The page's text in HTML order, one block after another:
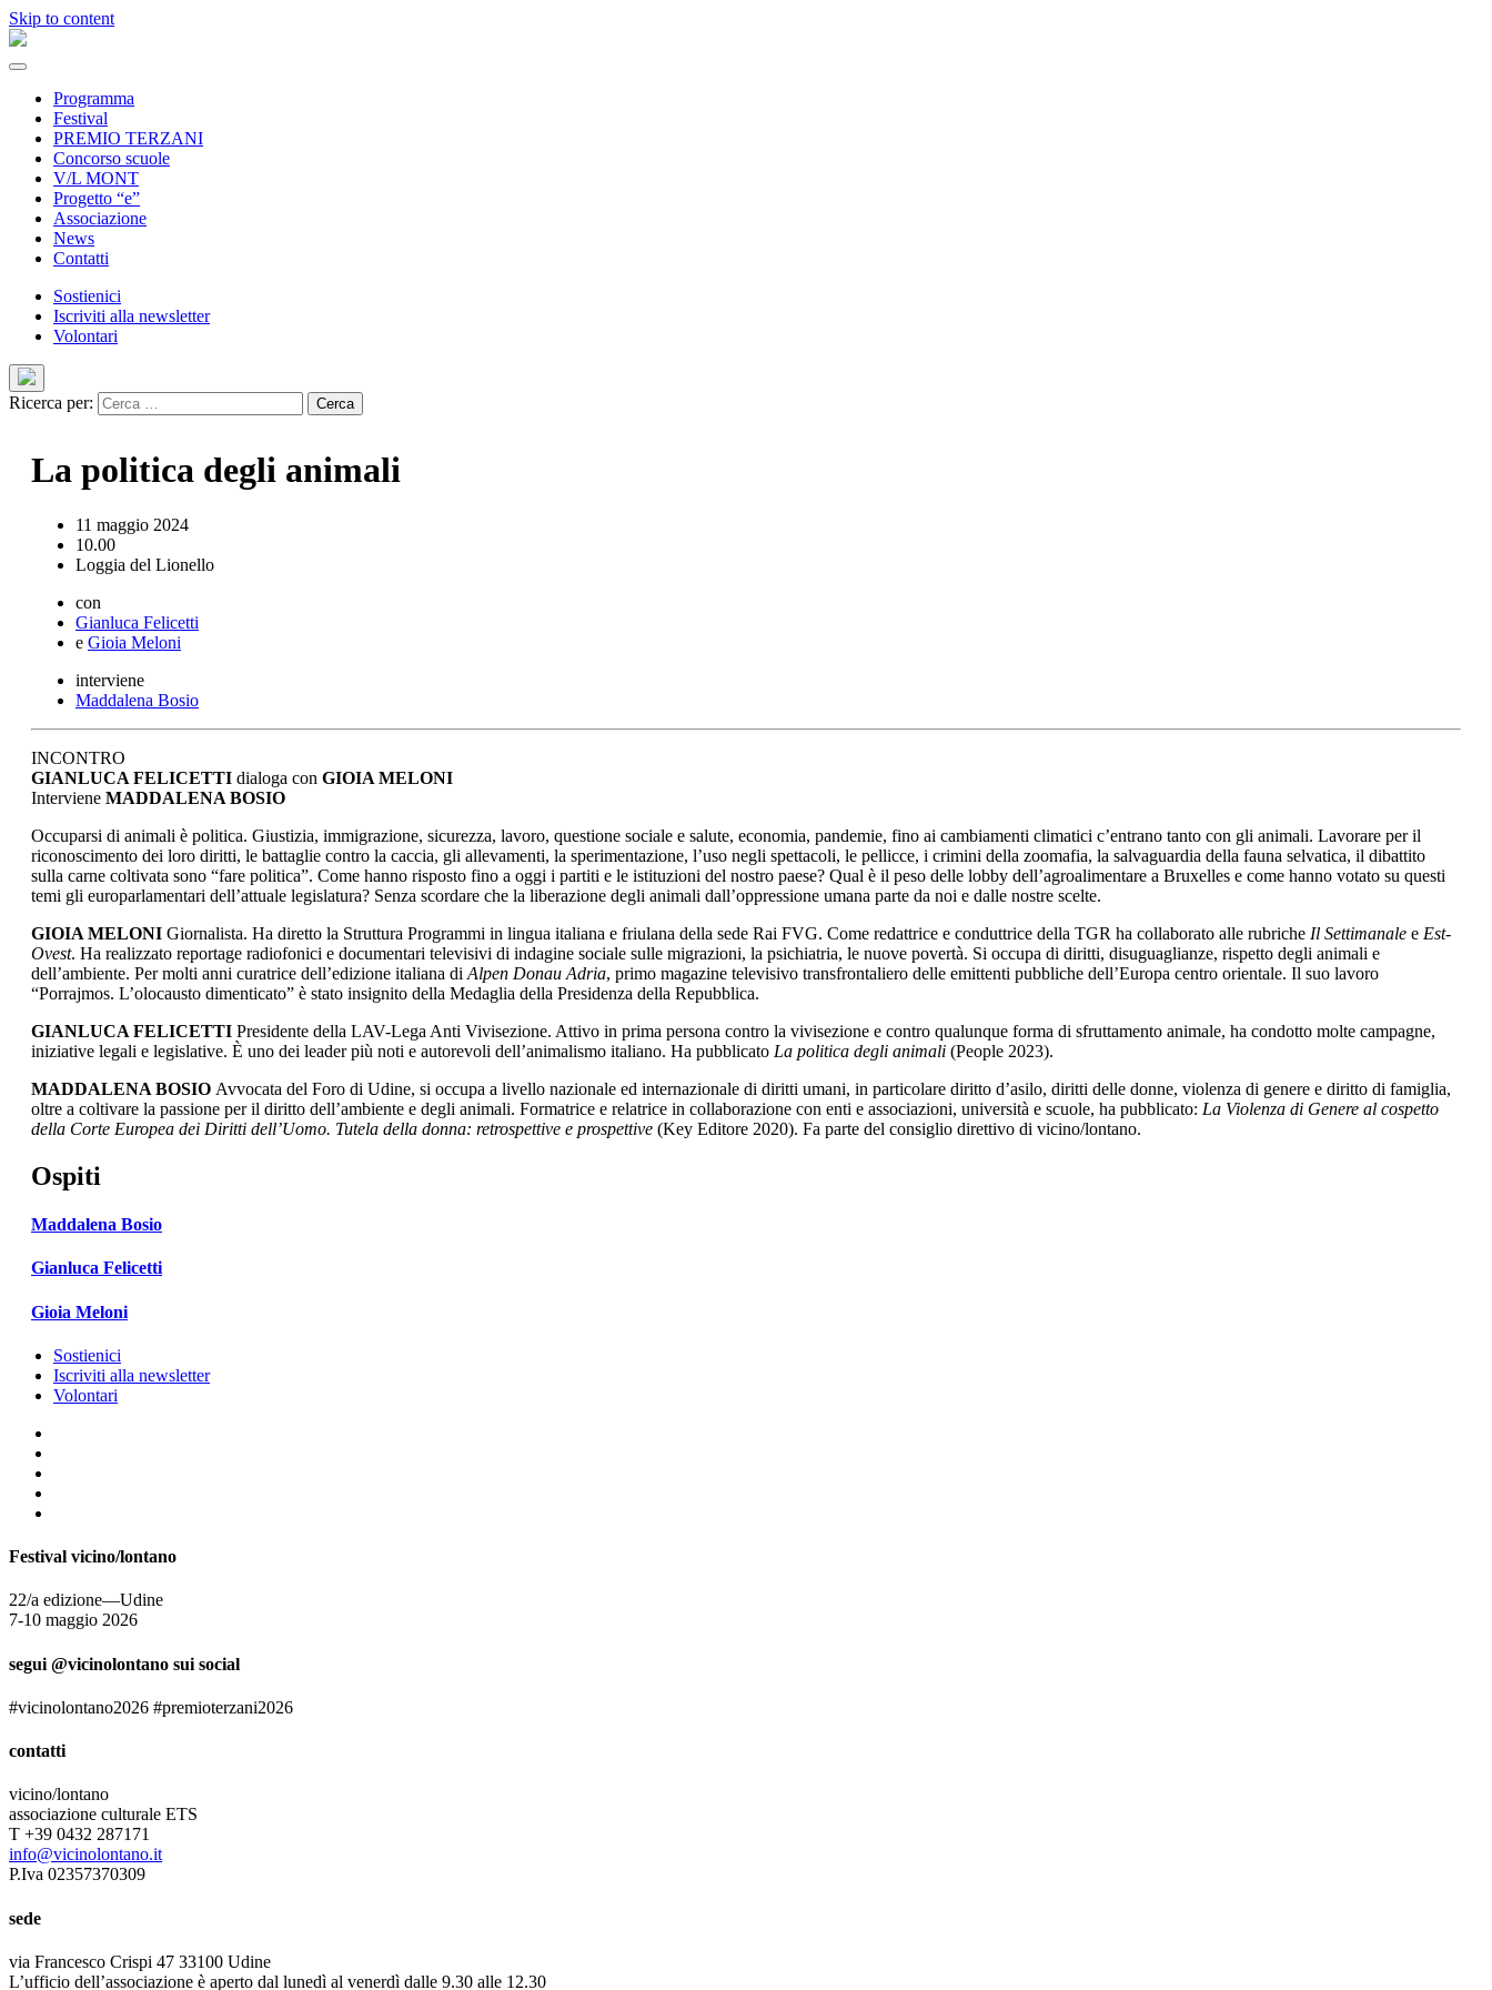
Skip to content
Programma
Festival
PREMIO TERZANI
Concorso scuole
V/L MONT
Progetto “e”
Associazione
News
Contatti
Sostienici
Iscriviti alla newsletter
Volontari
Ricerca per:
La politica degli animali
11 maggio 2024
10.00
Loggia del Lionello
con
Gianluca Felicetti
e Gioia Meloni
interviene
Maddalena Bosio
INCONTRO
GIANLUCA FELICETTI dialoga con GIOIA MELONI
Interviene MADDALENA BOSIO
Occuparsi di animali è politica. Giustizia, immigrazione, sicurezza, lavoro, questione sociale e salute, economia, pandemie, fino ai cambiamenti climatici c’entrano tanto con gli animali. Lavorare per il
riconoscimento dei loro diritti, le battaglie contro la caccia, gli allevamenti, la sperimentazione, l’uso negli spettacoli, le pellicce, i crimini della zoomafia, la salvaguardia della fauna selvatica, il dibattito
sulla carne coltivata sono “fare politica”. Come hanno risposto fino a oggi i partiti e le istituzioni del nostro paese? Qual è il peso delle lobby dell’agroalimentare a Bruxelles e come hanno votato su questi
temi gli europarlamentari dell’attuale legislatura? Senza scordare che la liberazione degli animali dall’oppressione umana parte da noi e dalle nostre scelte.
GIOIA MELONI Giornalista. Ha diretto la Struttura Programmi in lingua italiana e friulana della sede Rai FVG. Come redattrice e conduttrice della TGR ha collaborato alle rubriche Il Settimanale e Est-
Ovest. Ha realizzato reportage radiofonici e documentari televisivi di indagine sociale sulle migrazioni, la psichiatria, le nuove povertà. Si occupa di diritti, disuguaglianze, rispetto degli animali e
dell’ambiente. Per molti anni curatrice dell’edizione italiana di Alpen Donau Adria, primo magazine televisivo transfrontaliero delle emittenti pubbliche dell’Europa centro orientale. Il suo lavoro
“Porrajmos. L’olocausto dimenticato” è stato insignito della Medaglia della Presidenza della Repubblica.
GIANLUCA FELICETTI Presidente della LAV-Lega Anti Vivisezione. Attivo in prima persona contro la vivisezione e contro qualunque forma di sfruttamento animale, ha condotto molte campagne,
iniziative legali e legislative. È uno dei leader più noti e autorevoli dell’animalismo italiano. Ha pubblicato La politica degli animali (People 2023).
MADDALENA BOSIO Avvocata del Foro di Udine, si occupa a livello nazionale ed internazionale di diritti umani, in particolare diritto d’asilo, diritti delle donne, violenza di genere e diritto di famiglia,
oltre a coltivare la passione per il diritto dell’ambiente e degli animali. Formatrice e relatrice in collaborazione con enti e associazioni, università e scuole, ha pubblicato: La Violenza di Genere al cospetto
della Corte Europea dei Diritti dell’Uomo. Tutela della donna: retrospettive e prospettive (Key Editore 2020). Fa parte del consiglio direttivo di vicino/lontano.
Ospiti
Maddalena Bosio
Gianluca Felicetti
Gioia Meloni
Sostienici
Iscriviti alla newsletter
Volontari
Festival vicino/lontano
22/a edizione—Udine
7-10 maggio 2026
segui @vicinolontano sui social
#vicinolontano2026 #premioterzani2026
contatti
vicino/lontano
associazione culturale ETS
T +39 0432 287171
info@vicinolontano.it
P.Iva 02357370309
sede
via Francesco Crispi 47 33100 Udine
L’ufficio dell’associazione è aperto dal lunedì al venerdì dalle 9.30 alle 12.30